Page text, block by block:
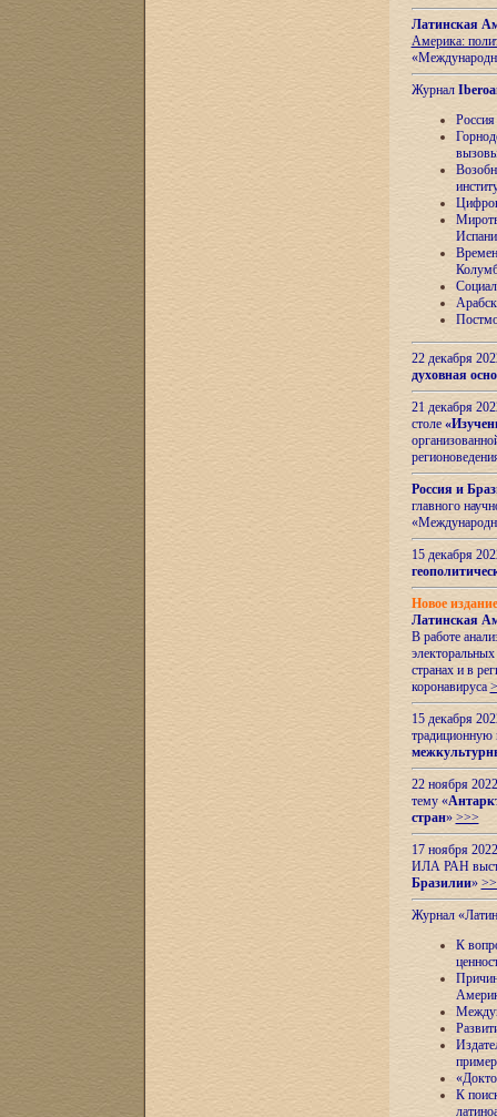
Латинская
Америка:
Журнал
22 декабря
духовная
21 декабря
столе
Россия и
главного
15 декабря
Новое
Латинская
В работе
странах и в
коронавируса
15 декабря
22 ноября
тему «
стран» >>>
17 ноября
ИЛА РАН
Бразилии»
Журнал
К
К